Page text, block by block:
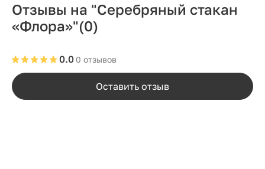
Отзывы на "Серебряный стакан
«Флора»"(0)
0 отзывов
0.0
Оставить отзыв